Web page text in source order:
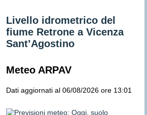
Livello idrometrico del
fiume Retrone a Vicenza
Sant’Agostino
Meteo ARPAV
Dati aggiornati al 06/08/2026 ore 13:01